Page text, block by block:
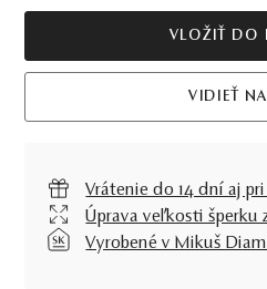
VLOŽIŤ DO
VIDIEŤ
Vrátenie do 14 dní aj
Úprava veľkosti šperku
Vyrobené v Mikuš